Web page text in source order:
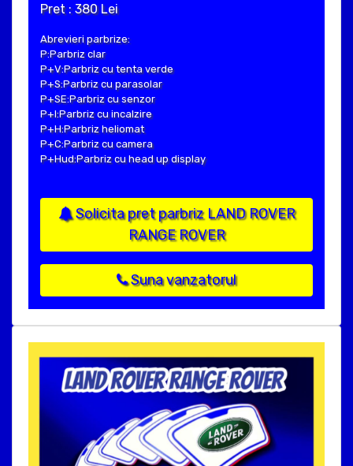
Pret : 380 Lei
Abrevieri parbrize:
P:Parbriz clar
P+V:Parbriz cu tenta verde
P+S:Parbriz cu parasolar
P+SE:Parbriz cu senzor
P+I:Parbriz cu incalzire
P+H:Parbriz heliomat
P+C:Parbriz cu camera
P+Hud:Parbriz cu head up display
Solicita pret parbriz LAND ROVER
RANGE ROVER
Suna vanzatorul